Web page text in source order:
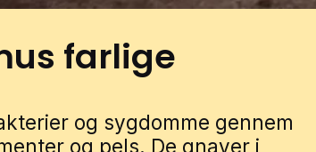
farlige
og sygdomme gennem
og pels. De gnaver i